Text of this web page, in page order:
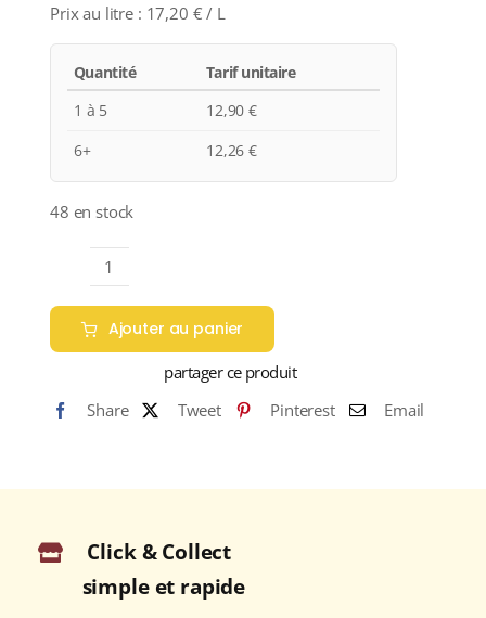
Prix au litre : 17,20 € / L
Quantité
Tarif unitaire
1 à 5
12,90€
6+
12,26€
48 en stock
quantité
de
Domaine
Robert
Perroud
"Foudre
CÔTE
BROUILLY
Rouge
2023
Ajouter au panier
partager ce produit
Share
Tweet Pinterest Email
Click & Collect
simple et rapide